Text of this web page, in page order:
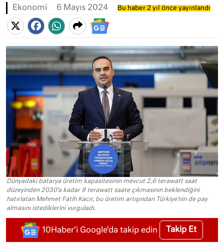
Ekonomi 6 Mayıs 2024 Bu haber 2 yıl önce yayınlandı
Dünyadaki batarya üretim kapasitesinin mevcut 2,6 terawatt saat
düzeyinden 2030’a kadar 9 terawatt saate çıkmasının beklendiğini
hatırlatan Mehmet Fatih Kacır, bu üretim artışından Türkiye’nin de pay
almasını istediklerini vurguladı.
10Haber'i Google'da takip edin Takip Et